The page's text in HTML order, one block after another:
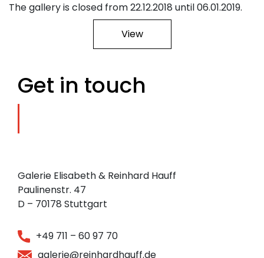
The gallery is closed from 22.12.2018 until 06.01.2019.
View
Get in touch
Galerie Elisabeth & Reinhard Hauff
Paulinenstr. 47
D – 70178 Stuttgart
+49 711 – 60 97 70
galerie@reinhardhauff.de